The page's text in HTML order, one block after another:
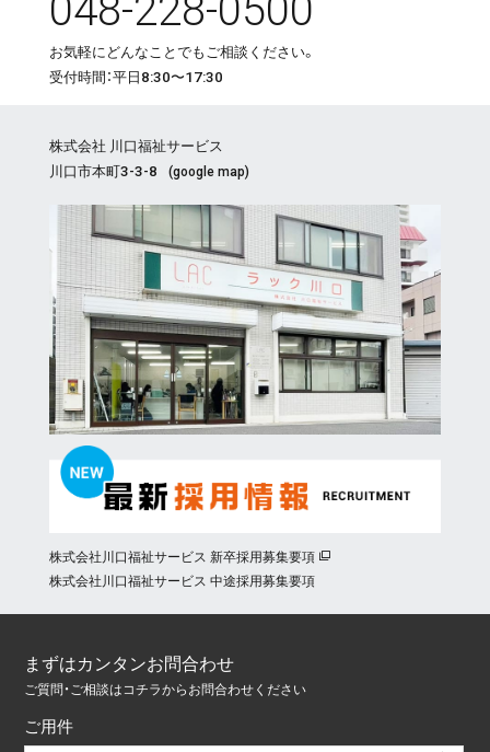
お気軽にどんなことでもご相談ください。
受付時間：平日8:30〜17:30
株式会社 川口福祉サービス
川口市本町3-3-8
(google map)
株式会社川口福祉サービス 新卒採用募集要項
株式会社川口福祉サービス 中途採用募集要項
まずはカンタンお問合わせ
ご質問・ご相談はコチラからお問合わせください
ご用件